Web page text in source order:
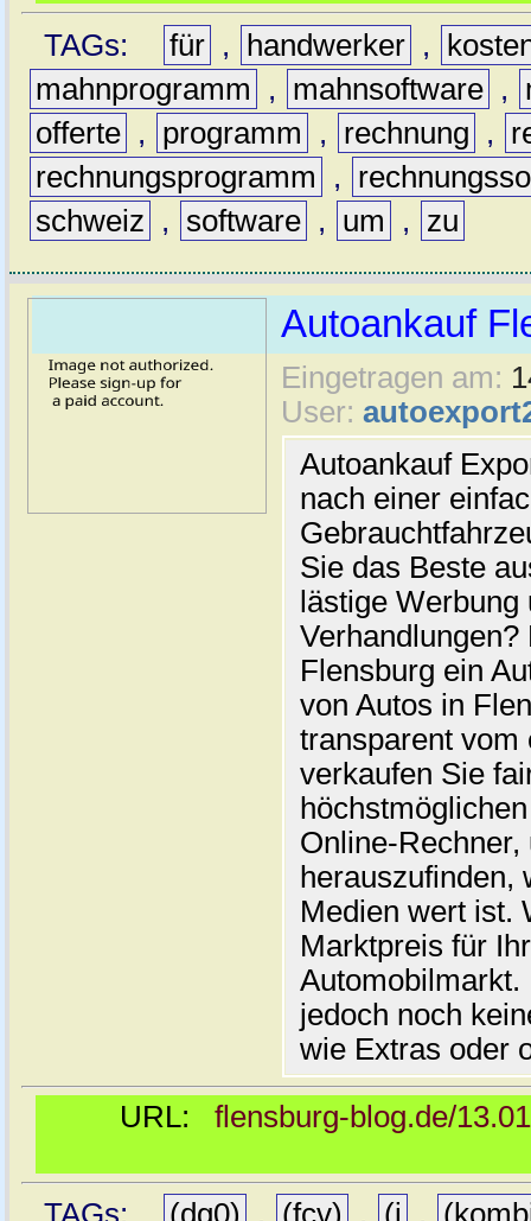
TAGs: für , handwerker ,
mahnprogramm
, mahnsoftware ,
offerte , programm , rechnung ,
rechnungsprogramm
,
schweiz
, software , um , zu
Autoankauf
Eingetragen am:
User:
Autoankauf
nach einer
Sie das Beste
lästige Werbung
Flensburg ein
von Autos in
transparent vom
verkaufen Sie
Online-
herauszufinden,
Medien wert ist.
Marktpreis für
jedoch noch
wie Extras oder
URL: flensburg-blog.de/
TAGs: (dg0) , (fcv) , (j ,